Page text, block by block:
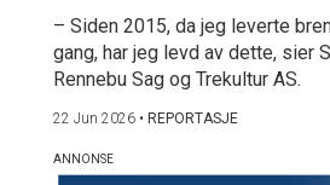
– Siden 2015, da jeg leverte
gang, har jeg levd av dette, sier
Rennebu Sag og Trekultur AS.
22 Jun 2026 • REPORTASJE